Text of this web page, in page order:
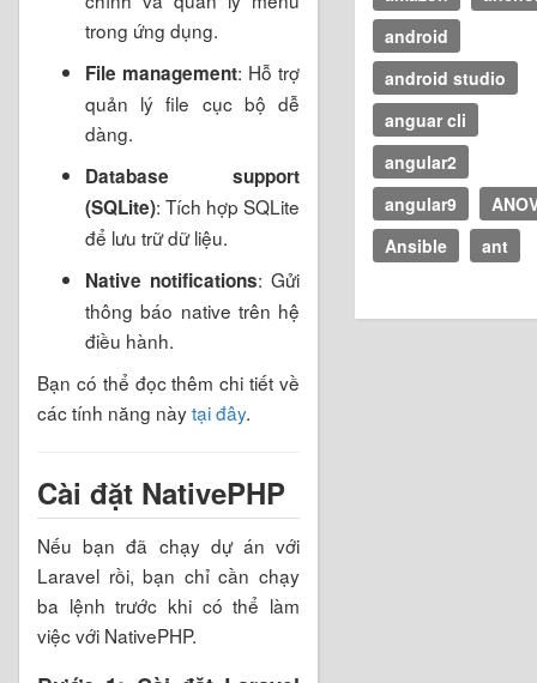
trong ứng dụng.
File management: Hỗ trợ
quản lý file cục bộ dễ
dàng.
Database support
(SQLite): Tích hợp SQLite
để lưu trữ dữ liệu.
Native notifications: Gửi
thông báo native trên hệ
điều hành.
Bạn có thể đọc thêm chi tiết về
các tính năng nàytại đây.
Cài đặt NativePHP
Nếu bạn đã chạy dự án với
Laravel rồi, bạn chỉ cần chạy
ba lệnh trước khi có thể làm
việc với NativePHP.
android
android studio
anguar cli
angular2
angular9
Ansible
ant